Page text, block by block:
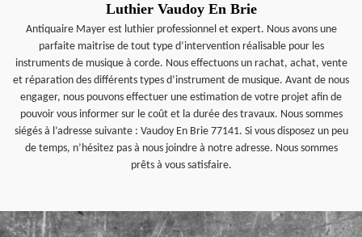
Luthier Vaudoy En Brie
Antiquaire Mayer est luthier professionnel et expert. Nous avons une
parfaite maitrise de tout type d’intervention réalisable pour les
instruments de musique à corde. Nous effectuons un rachat, achat, vente
et réparation des différents types d’instrument de musique. Avant de nous
engager, nous pouvons effectuer une estimation de votre projet afin de
pouvoir vous informer sur le coût et la durée des travaux. Nous sommes
siégés à l’adresse suivante : Vaudoy En Brie 77141. Si vous disposez un peu
de temps, n’hésitez pas à nous joindre à notre adresse. Nous sommes
prêts à vous satisfaire.